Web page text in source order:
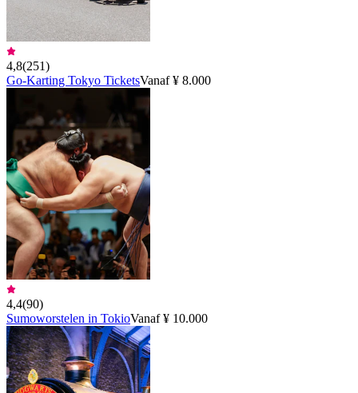
4,8(251)
Go-Karting Tokyo TicketsVanaf ¥ 8.000
4,4(90)
Sumoworstelen in TokioVanaf ¥ 10.000